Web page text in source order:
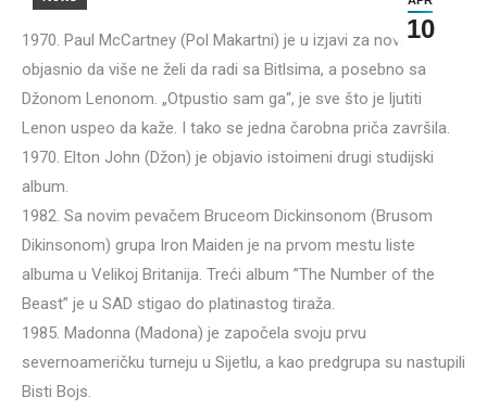
10
1970. Paul McCartney (Pol Makartni) je u izjavi za novine
objasnio da više ne želi da radi sa Bitlsima, a posebno sa
Džonom Lenonom. „Otpustio sam ga“, je sve što je ljutiti
Lenon uspeo da kaže. I tako se jedna čarobna priča završila.
1970. Elton John (Džon) je objavio istoimeni drugi studijski
album.
1982. Sa novim pevačem Bruceom Dickinsonom (Brusom
Dikinsonom) grupa Iron Maiden je na prvom mestu liste
albuma u Velikoj Britanija. Treći album ”The Number of the
Beast” je u SAD stigao do platinastog tiraža.
1985. Madonna (Madona) je započela svoju prvu
severnoameričku turneju u Sijetlu, a kao predgrupa su nastupili
Bisti Bojs.